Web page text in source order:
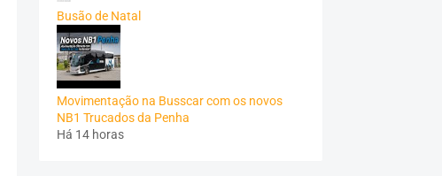
Busão de Natal
Movimentação na Busscar com os novos
NB1 Trucados da Penha
Há 14 horas